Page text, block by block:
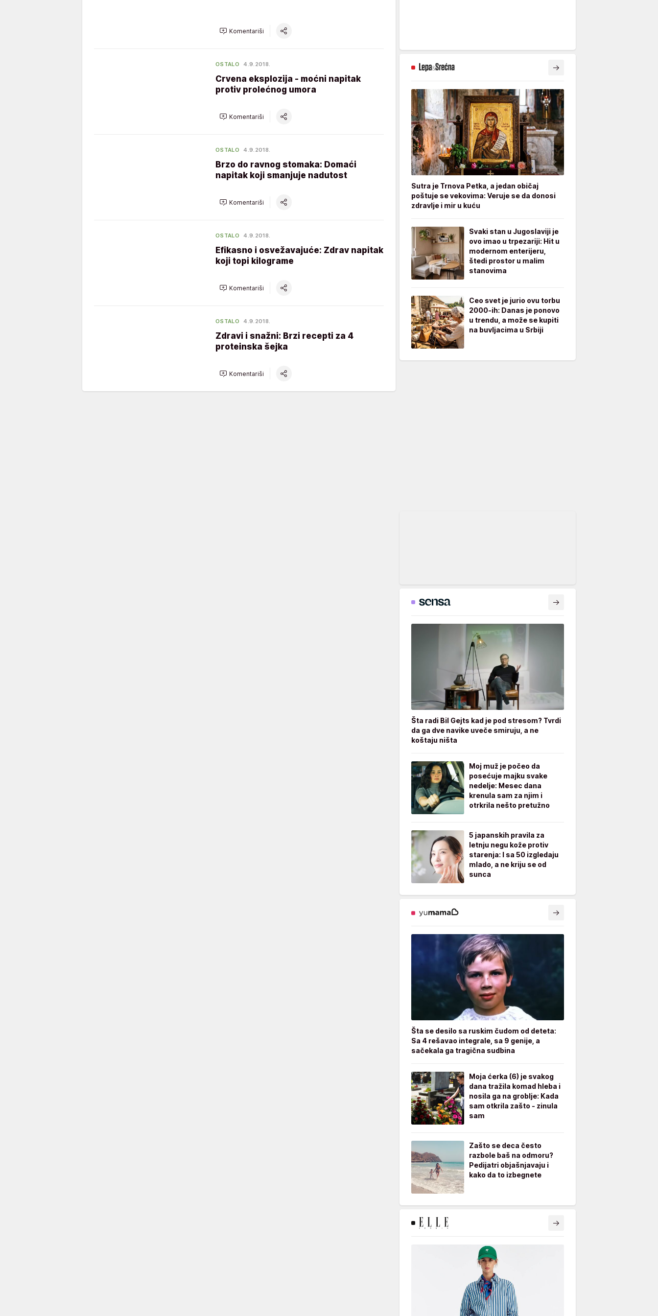
Komentariši
OSTALO 4.9.2018.
Crvena eksplozija - moćni napitak
protiv prolećnog umora
Komentariši
OSTALO 4.9.2018.
Brzo do ravnog stomaka: Domaći
napitak koji smanjuje nadutost
Komentariši
OSTALO 4.9.2018.
Efikasno i osvežavajuće: Zdrav napitak
koji topi kilograme
Komentariši
OSTALO 4.9.2018.
Zdravi i snažni: Brzi recepti za 4
proteinska šejka
Komentariši
Sutra je Trnova Petka, a jedan običaj
poštuje se vekovima: Veruje se da donosi
zdravlje i mir u kuću
Svaki stan u Jugoslaviji je
ovo imao u trpezariji: Hit u
modernom enterijeru,
štedi prostor u malim
stanovima
Ceo svet je jurio ovu torbu
2000-ih: Danas je ponovo
u trendu, a može se kupiti
na buvljacima u Srbiji
Šta radi Bil Gejts kad je pod stresom? Tvrdi
da ga dve navike uveče smiruju, a ne
koštaju ništa
Moj muž je počeo da
posećuje majku svake
nedelje: Mesec dana
krenula sam za njim i
otrkrila nešto pretužno
5 japanskih pravila za
letnju negu kože protiv
starenja: I sa 50 izgledaju
mlado, a ne kriju se od
sunca
Šta se desilo sa ruskim čudom od deteta:
Sa 4 rešavao integrale, sa 9 genije, a
sačekala ga tragična sudbina
Moja ćerka (6) je svakog
dana tražila komad hleba i
nosila ga na groblje: Kada
sam otkrila zašto - zinula
sam
Zašto se deca često
razbole baš na odmoru?
Pedijatri objašnjavaju i
kako da to izbegnete